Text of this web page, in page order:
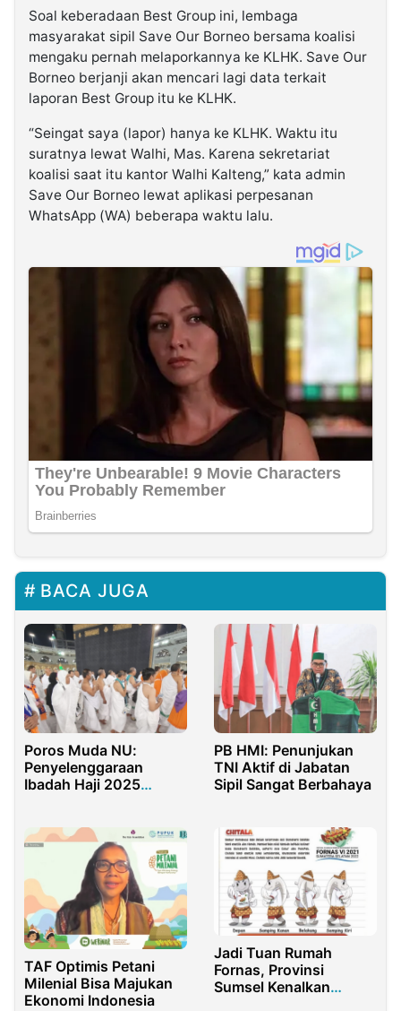
Soal keberadaan Best Group ini, lembaga
masyarakat sipil Save Our Borneo bersama koalisi
mengaku pernah melaporkannya ke KLHK. Save Our
Borneo berjanji akan mencari lagi data terkait
laporan Best Group itu ke KLHK.
“Seingat saya (lapor) hanya ke KLHK. Waktu itu
suratnya lewat Walhi, Mas. Karena sekretariat
koalisi saat itu kantor Walhi Kalteng,” kata admin
Save Our Borneo lewat aplikasi perpesanan
WhatsApp (WA) beberapa waktu lalu.
BACA JUGA
Poros Muda NU:
Penyelenggaraan
Ibadah Haji 2025
PB HMI: Penunjukan
TNI Aktif di Jabatan
Sipil Sangat Berbahaya
TAF Optimis Petani
Milenial Bisa Majukan
Ekonomi Indonesia
Jadi Tuan Rumah
Fornas, Provinsi
Sumsel Kenalkan